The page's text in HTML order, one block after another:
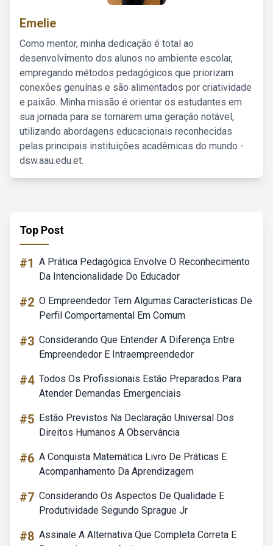
Emelie
Como mentor, minha dedicação é total ao
desenvolvimento dos alunos no ambiente escolar,
empregando métodos pedagógicos que priorizam
conexões genuínas e são alimentados por criatividade
e paixão. Minha missão é orientar os estudantes em
sua jornada para se tornarem uma geração notável,
utilizando abordagens educacionais reconhecidas
pelas principais instituições acadêmicas do mundo -
dsw.aau.edu.et.
Top Post
#1 A Prática Pedagógica Envolve O Reconhecimento
Da Intencionalidade Do Educador
#2 O Empreendedor Tem Algumas Características De
Perfil Comportamental Em Comum
#3 Considerando Que Entender A Diferença Entre
Empreendedor E Intraempreendedor
#4 Todos Os Profissionais Estão Preparados Para
Atender Demandas Emergenciais
#5 Estão Previstos Na Declaração Universal Dos
Direitos Humanos A Observância
#6 A Conquista Matemática Livro De Práticas E
Acompanhamento Da Aprendizagem
#7 Considerando Os Aspectos De Qualidade E
Produtividade Segundo Sprague Jr
#8 Assinale A Alternativa Que Completa Correta E